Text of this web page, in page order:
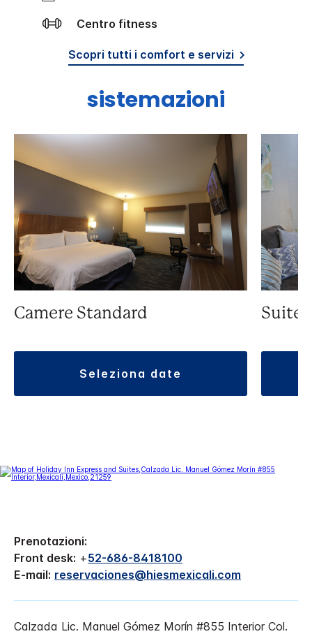
Centro fitness
Scopri tutti i comfort e servizi
sistemazioni
Camere Standard
seleziona date
Suite
Prenotazioni:
Front desk: +52-686-8418100
E-mail: reservaciones@hiesmexicali.com
Calzada Lic. Manuel Gómez Morín #855 InteriorCol.